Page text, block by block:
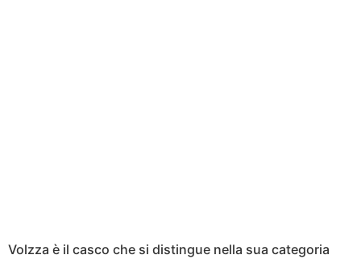
Volzza è il casco che si distingue nella sua categoria